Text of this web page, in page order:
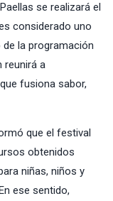
se realizará el
considerado uno
la programación
reunirá a
fusiona sabor,
que el festival
obtenidos
niñas, niños y
ese sentido,